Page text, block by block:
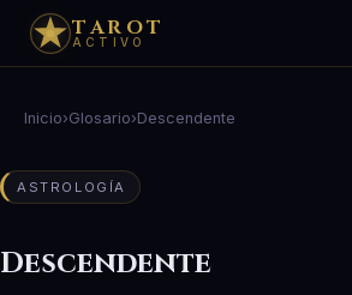
TAROT
ACTIVO
Inicio›Glosario›Descendente
ASTROLOGÍA
Descendente